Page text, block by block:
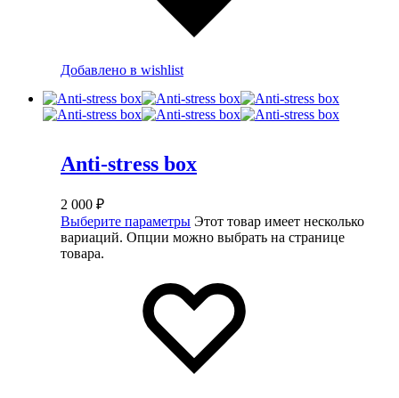
Добавлено в wishlist
Anti-stress box
2 000 ₽
Выберите параметры Этот товар имеет несколько
вариаций. Опции можно выбрать на странице
товара.